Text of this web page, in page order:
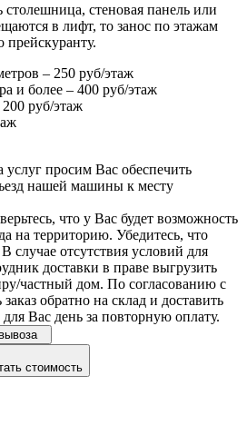
столешница, стеновая панель или
в лифт, то занос по этажам
прейскуранту.
– 250 руб/этаж
и более – 400 руб/этаж
руб/этаж
просим Вас обеспечить
нашей машины к месту
что у Вас будет возможность
на территорию. Убедитесь, что
случае отсутствия условий для
доставки в праве выгрузить
частный дом. По согласованию с
обратно на склад и доставить
Вас день за повторную оплату.
стоимость